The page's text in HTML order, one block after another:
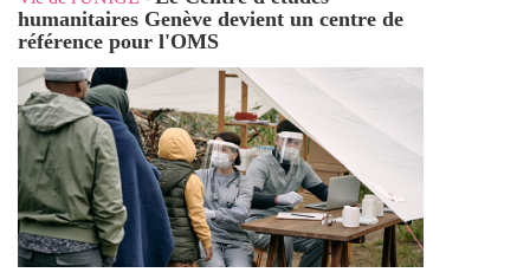
humanitaires Genève devient un centre de
référence pour l'OMS